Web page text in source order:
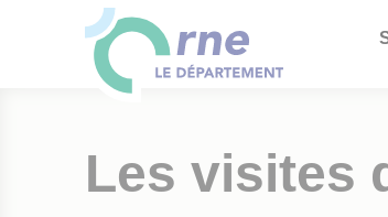
Les visites